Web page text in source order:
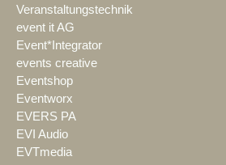
Veranstaltungstechnik
event it AG
Event*Integrator
events creative
Eventshop
Eventworx
EVERS PA
EVI Audio
EVTmedia